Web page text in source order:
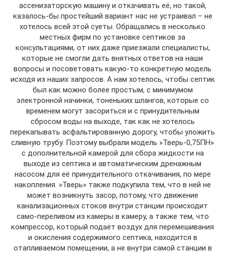
ассенизаторскую машину и откачивать её, но такой,
казалось-бы простейший вариант нас не устраивал – не
хотелось всей этой суеты. Обращались в несколько
местных фирм по установке септиков за
консультациями, от них даже приезжали специалисты,
которые не смогли дать внятных ответов на наши
вопросы и посоветовать какую-то конкретную модель
исходя из наших запросов. А нам хотелось, чтобы септик
был как можно более простым, с минимумом
электронной начинки, тоненьких шлангов, которые со
временем могут засориться и с принудительным
сбросом воды на выходе, так как не хотелось
перекапывать асфальтированную дорогу, чтобы уложить
сливную трубу. Поэтому выбрали модель »Тверь-0,75ПН»
с дополнительной камерой для сбора жидкости на
выходе из септика и автоматическим дренажным
насосом для её принудительного откачивания, по мере
накопления. »Тверь» также подкупила тем, что в ней не
может возникнуть засор, потому, что движение
канализационных стоков внутри станции происходит
само-переливом из камеры в камеру, а также тем, что
компрессор, который подаёт воздух для перемешивания
и окисления содержимого септика, находится в
отапливаемом помещении, а не внутри самой станции в